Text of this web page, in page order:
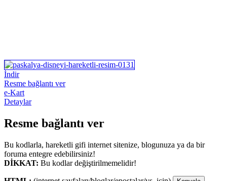
İndir
Resme bağlantı ver
e-Kart
Detaylar
Resme bağlantı ver
Bu kodlarla, hareketli gifi internet sitenize, blogunuza ya da bir
foruma entegre edebilirsiniz!
DİKKAT: Bu kodlar değiştirilmemelidir!